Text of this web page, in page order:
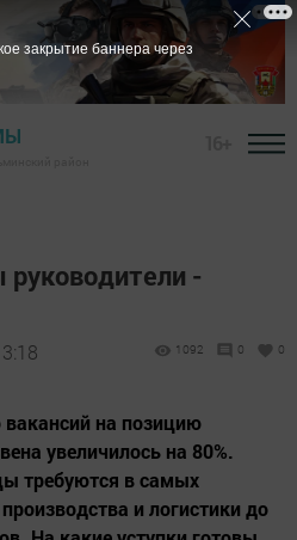
-
1092 0 0
вакансий на позицию
увеличилось на 80%.
требуются в самых
и логистики до
закрытие баннера через